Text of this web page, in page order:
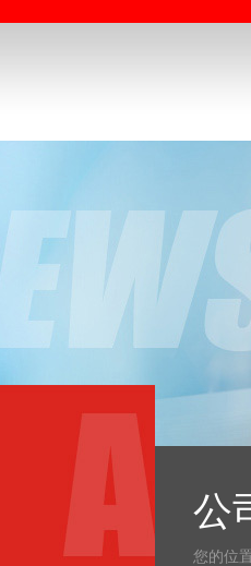
公
您的位